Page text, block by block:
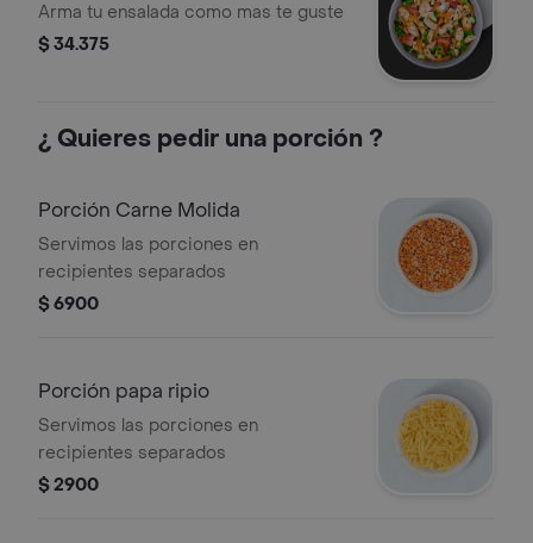
Arma tu ensalada como mas te guste
$ 34.375
¿ Quieres pedir una porción ?
Porción Carne Molida
Servimos las porciones en
recipientes separados
$ 6900
Porción papa ripio
Servimos las porciones en
recipientes separados
$ 2900